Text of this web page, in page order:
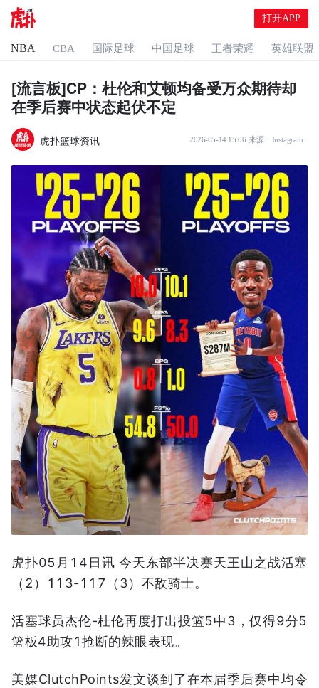
打开APP
NBA CBA 国际足球 中国足球 王者荣耀 英雄联盟
[流言板]CP：杜伦和艾顿均备受万众期待却
在季后赛中状态起伏不定
虎扑篮球资讯 2026-05-14 15:06 来源： Instagram
虎扑05月14日讯 今天东部半决赛天王山之战活塞
（2）113-117（3）不敌骑士。
活塞球员杰伦-杜伦再度打出投篮5中3，仅得9分5
篮板4助攻1抢断的辣眼表现。
美媒ClutchPoints发文谈到了在本届季后赛中均令